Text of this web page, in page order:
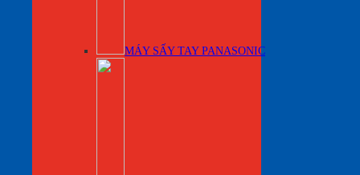
MÁY SẤY TAY PANASONIC